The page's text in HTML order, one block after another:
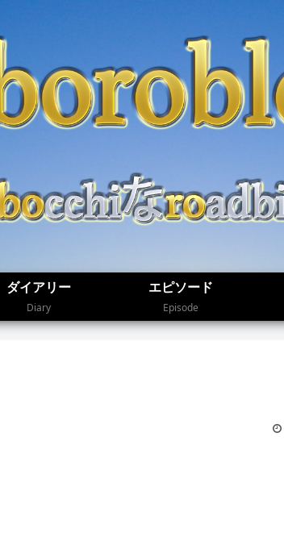
ダイアリー
Diary
エピソード
Episode